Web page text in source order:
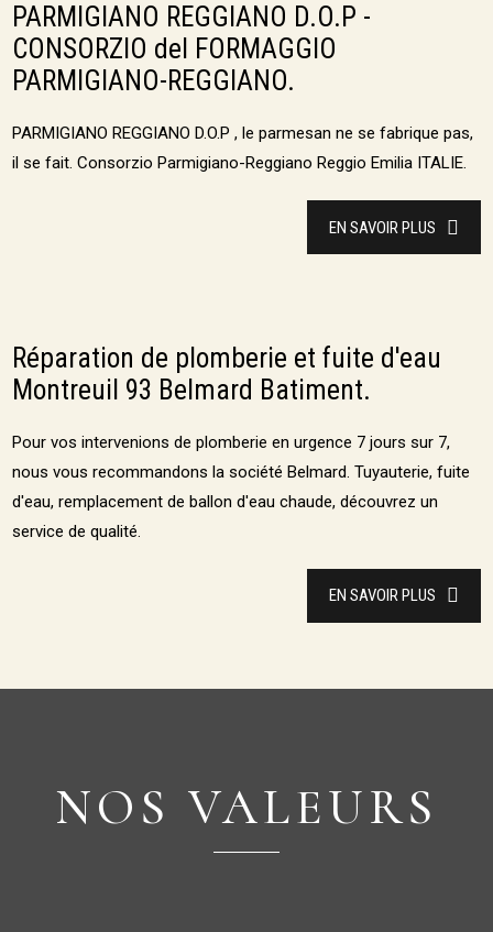
PARMIGIANO REGGIANO D.O.P -
CONSORZIO del FORMAGGIO
PARMIGIANO-REGGIANO.
PARMIGIANO REGGIANO D.O.P , le parmesan ne se fabrique pas,
il se fait. Consorzio Parmigiano-Reggiano Reggio Emilia ITALIE.
EN SAVOIR PLUS
Réparation de plomberie et fuite d'eau
Montreuil 93 Belmard Batiment.
Pour vos intervenions de plomberie en urgence 7 jours sur 7,
nous vous recommandons la société Belmard. Tuyauterie, fuite
d'eau, remplacement de ballon d'eau chaude, découvrez un
service de qualité.
EN SAVOIR PLUS
NOS VALEURS